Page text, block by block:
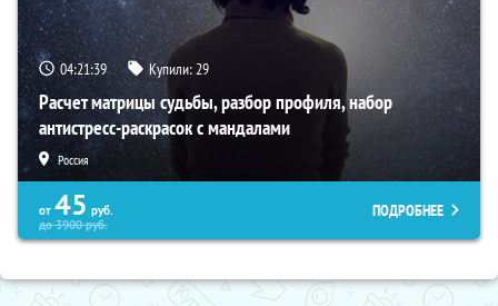
04:21:38 Купили:29
Расчет матрицы судьбы, разбор профиля, набор
антистресс-раскрасок с мандалами
Россия
от 45 руб.
до3900руб.
ПОДРОБНЕЕ